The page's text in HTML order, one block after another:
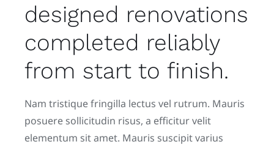
designed renovations
completed reliably
from start to finish.
Nam tristique fringilla lectus vel rutrum. Mauris
posuere sollicitudin risus, a efficitur velit
elementum sit amet. Mauris suscipit varius